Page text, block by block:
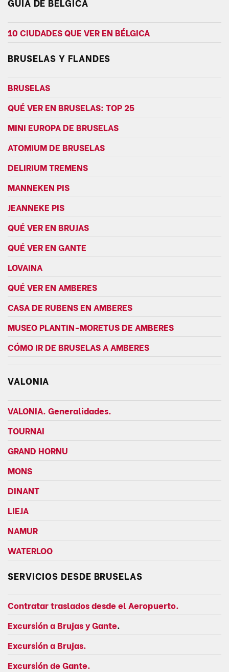
10 CIUDADES QUE VER EN BÉLGICA
BRUSELAS Y FLANDES
BRUSELAS
QUÉ VER EN BRUSELAS: TOP 25
MINI EUROPA DE BRUSELAS
ATOMIUM DE BRUSELAS
DELIRIUM TREMENS
MANNEKEN PIS
JEANNEKE PIS
QUÉ VER EN BRUJAS
QUÉ VER EN GANTE
LOVAINA
QUÉ VER EN AMBERES
CASA DE RUBENS EN AMBERES
MUSEO PLANTIN-MORETUS DE AMBERES
CÓMO IR DE BRUSELAS A AMBERES
VALONIA
VALONIA. Generalidades.
TOURNAI
GRAND HORNU
MONS
DINANT
LIEJA
NAMUR
WATERLOO
SERVICIOS DESDE BRUSELAS
Contratar traslados desde el Aeropuerto.
Excursión a Brujas y Gante.
Excursión a Brujas.
Excursión de Gante.